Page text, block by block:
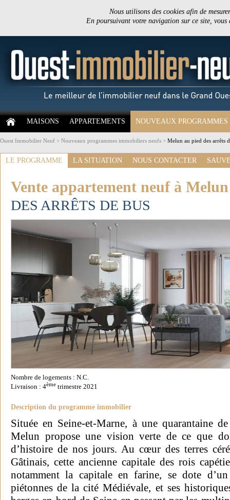
Nous utilisons des cookies afin de
En poursuivant votre navigation sur ce site,
MAISONS APPARTEMENTS NOUVEAUX PROGRAMMES
Ouest Immobilier Neuf > Nouveaux programmes immobiliers neufs > Melun au pied des arrêts
LE PROGRAMME LA SITUATION NOUS CONTACTER
Vente appartement neuf à
DES ARRÊTS DE BUS
Nombre de logements : N.C.
Livraison : 4ème trimestre 2021
Description du programme immobilier
Située en Seine-et-Marne, à une quarantaine
Melun propose une vision verte de ce que
d’histoire de nos jours. Au cœur des terres
Gâtinais, cette ancienne capitale des rois
notamment la capitale en farine, se dote
piétonnes de la cité Médiévale, et ses